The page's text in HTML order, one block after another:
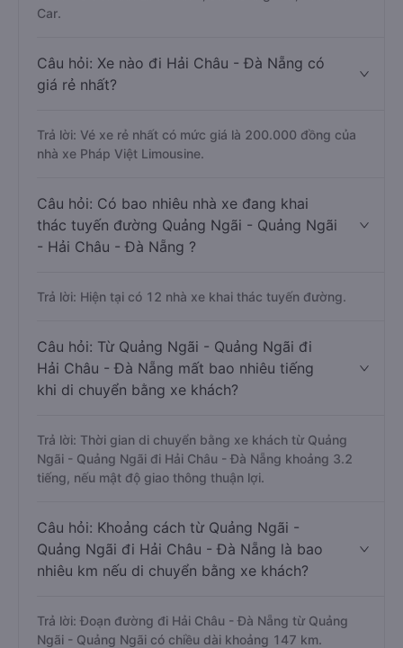
Car.
Câu hỏi: Xe nào đi Hải Châu - Đà Nẵng có
giá rẻ nhất?
Trả lời: Vé xe rẻ nhất có mức giá là 200.000 đồng của
nhà xe Pháp Việt Limousine.
Câu hỏi: Có bao nhiêu nhà xe đang khai
thác tuyến đường Quảng Ngãi - Quảng Ngãi
- Hải Châu - Đà Nẵng ?
Trả lời: Hiện tại có 12 nhà xe khai thác tuyến đường.
Câu hỏi: Từ Quảng Ngãi - Quảng Ngãi đi
Hải Châu - Đà Nẵng mất bao nhiêu tiếng
khi di chuyển bằng xe khách?
Trả lời: Thời gian di chuyển bằng xe khách từ Quảng
Ngãi - Quảng Ngãi đi Hải Châu - Đà Nẵng khoảng 3.2
tiếng, nếu mật độ giao thông thuận lợi.
Câu hỏi: Khoảng cách từ Quảng Ngãi -
Quảng Ngãi đi Hải Châu - Đà Nẵng là bao
nhiêu km nếu di chuyển bằng xe khách?
Trả lời: Đoạn đường đi Hải Châu - Đà Nẵng từ Quảng
Ngãi - Quảng Ngãi có chiều dài khoảng 147 km.